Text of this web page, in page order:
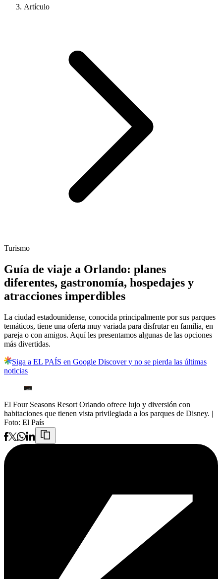
Artículo
Turismo
Guía de viaje a Orlando: planes
diferentes, gastronomía, hospedajes y
atracciones imperdibles
La ciudad estadounidense, conocida principalmente por sus parques
temáticos, tiene una oferta muy variada para disfrutar en familia, en
pareja o con amigos. Aquí les presentamos algunas de las opciones
más divertidas.
Siga a EL PAÍS en Google Discover y no se pierda las últimas
noticias
El Four Seasons Resort Orlando ofrece lujo y diversión con
habitaciones que tienen vista privilegiada a los parques de Disney. |
Foto: El País